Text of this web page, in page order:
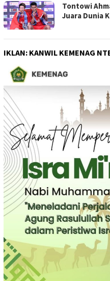
Tontowi
Juara Dunia
IKLAN: KANWIL KEMENAG